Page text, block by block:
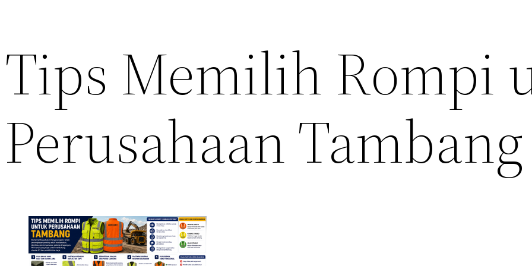
Tips Memilih Rompi
Perusahaan Tambang